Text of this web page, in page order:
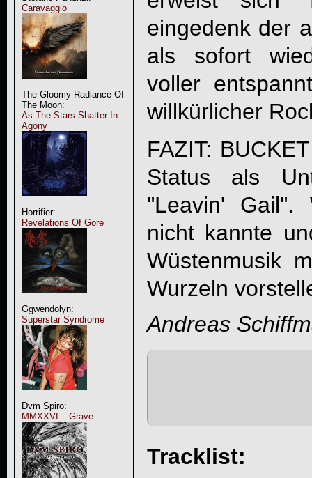
Caravaggio
The Gloomy Radiance Of
The Moon:
As The Stars Shatter In
Agony
Horrifier:
Revelations Of Gore
Ggwendolyn:
Superstar Syndrome
Dvm Spiro:
MMXXVI – Grave
eingedenk der
als sofort
voller
willkürlicher
FAZIT:
Status als
"Leavin' Gail".
nicht kannte
Wüstenmusik
Wurzeln
Andreas
Tracklist: